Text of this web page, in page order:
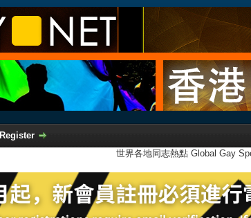
Register
世界各地同志熱點 Global Gay